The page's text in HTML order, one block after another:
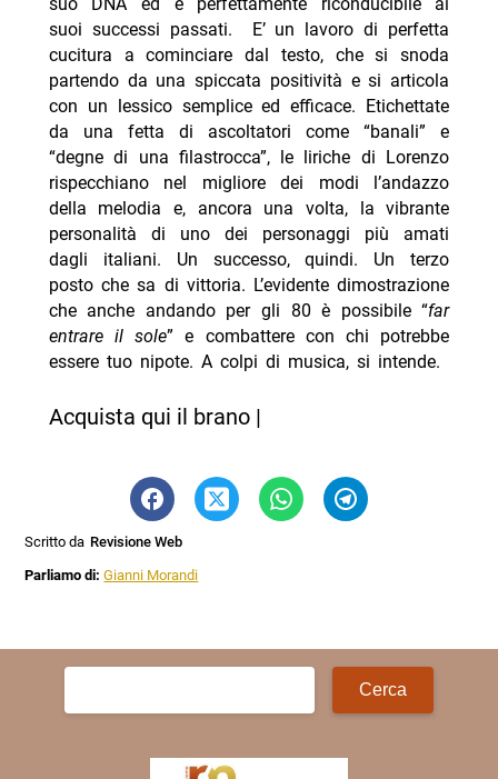
suoi successi passati. E’ un lavoro di perfetta
cucitura a cominciare dal testo, che si snoda
partendo da una spiccata positività e si articola
con un lessico semplice ed efficace. Etichettate
da una fetta di ascoltatori come “banali” e
“degne di una filastrocca”, le liriche di Lorenzo
rispecchiano nel migliore dei modi l’andazzo
della melodia e, ancora una volta, la vibrante
personalità di uno dei personaggi più amati
dagli italiani. Un successo, quindi. Un terzo
posto che sa di vittoria. L’evidente dimostrazione
che anche andando per gli 80 è possibile “far
entrare il sole” e combattere con chi potrebbe
essere tuo nipote. A colpi di musica, si intende.
Acquista qui il brano |
Scritto da Revisione Web
Parliamo di:Gianni Morandi
Ricerca